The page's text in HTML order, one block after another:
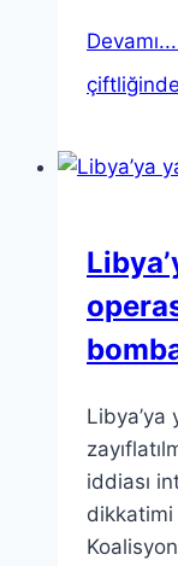
Devamı...
Libya’ya
iddiası
dikkatimi